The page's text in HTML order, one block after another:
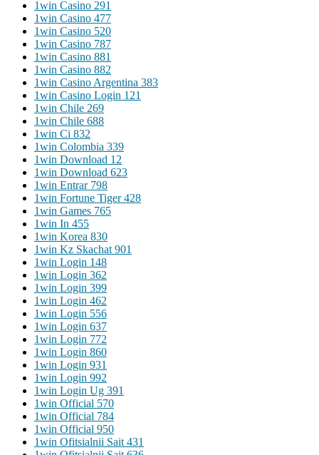
1win Casino 291
1win Casino 477
1win Casino 520
1win Casino 787
1win Casino 881
1win Casino 882
1win Casino Argentina 383
1win Casino Login 121
1win Chile 269
1win Chile 688
1win Ci 832
1win Colombia 339
1win Download 12
1win Download 623
1win Entrar 798
1win Fortune Tiger 428
1win Games 765
1win In 455
1win Korea 830
1win Kz Skachat 901
1win Login 148
1win Login 362
1win Login 399
1win Login 462
1win Login 556
1win Login 637
1win Login 772
1win Login 860
1win Login 931
1win Login 992
1win Login Ug 391
1win Official 570
1win Official 784
1win Official 950
1win Ofitsialnii Sait 431